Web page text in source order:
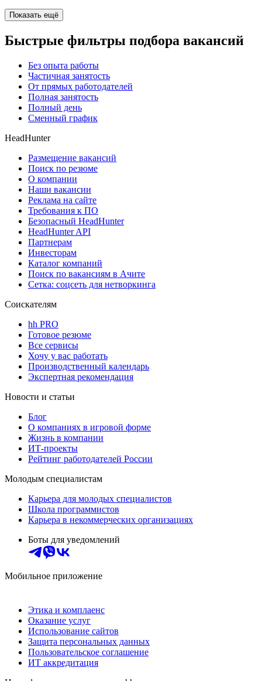
Показать ещё
Быстрые фильтры подбора вакансий
Без опыта работы
Частичная занятость
От прямых работодателей
Полная занятость
Полный день
Сменный график
HeadHunter
Размещение вакансий
Поиск по резюме
О компании
Наши вакансии
Реклама на сайте
Требования к ПО
Безопасный HeadHunter
HeadHunter API
Партнерам
Инвесторам
Каталог компаний
Поиск по вакансиям в Ачите
Сетка: соцсеть для нетворкинга
Соискателям
hh PRO
Готовое резюме
Все сервисы
Хочу у вас работать
Производственный календарь
Экспертная рекомендация
Новости и статьи
Блог
О компаниях в игровой форме
Жизнь в компании
ИТ-проекты
Рейтинг работодателей России
Молодым специалистам
Карьера для молодых специалистов
Школа программистов
Карьера в некоммерческих организациях
Боты для уведомлений
Мобильное приложение
Этика и комплаенс
Оказание услуг
Использование сайтов
Защита персональных данных
Пользовательское соглашение
ИТ аккредитация